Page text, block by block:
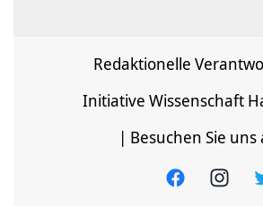
Redaktionelle
Initiative Wissenschaft
| Besuchen Sie uns